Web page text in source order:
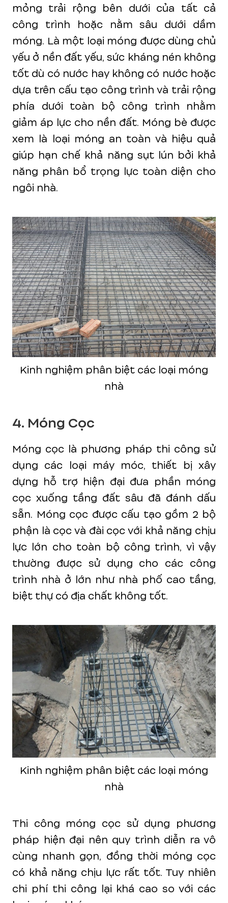
mỏng trải rộng bên dưới của tất cả
công trình hoặc nằm sâu dưới dầm
móng. Là một loại móng được dùng chủ
yếu ở nền đất yếu, sức kháng nén không
tốt dù có nước hay không có nước hoặc
dựa trên cấu tạo công trình và trải rộng
phía dưới toàn bộ công trình nhằm
giảm áp lực cho nền đất. Móng bè được
xem là loại móng an toàn và hiệu quả
giúp hạn chế khả năng sụt lún bởi khả
năng phân bổ trọng lực toàn diện cho
ngôi nhà.
Kinh nghiệm phân biệt các loại móng
nhà
4. Móng Cọc
Móng cọc là phương pháp thi công sử
dụng các loại máy móc, thiết bị xây
dựng hỗ trợ hiện đại đưa phần móng
cọc xuống tầng đất sâu đã đánh dấu
sẵn. Móng cọc được cấu tạo gồm 2 bộ
phận là cọc và đài cọc với khả năng chịu
lực lớn cho toàn bộ công trình, vì vậy
thường được sử dụng cho các công
trình nhà ở lớn như nhà phố cao tầng,
biệt thự có địa chất không tốt.
Kinh nghiệm phân biệt các loại móng
nhà
Thi công móng cọc sử dụng phương
pháp hiện đại nên quy trình diễn ra vô
cùng nhanh gọn, đồng thời móng cọc
có khả năng chịu lực rất tốt. Tuy nhiên
chi phí thi công lại khá cao so với các